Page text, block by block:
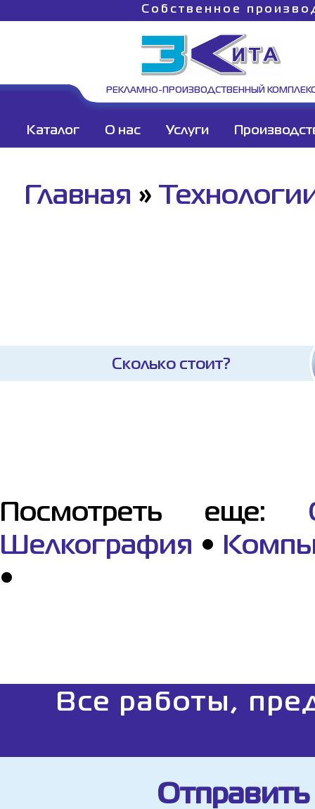
Собственное
РЕКЛАМНО-ПРОИЗВОДСТВЕННЫЙ
Каталог О нас Услуги
Главная »
Сколько стоит?
Посмотреть еще:
Шелкография •
•
Все работы,
Отправить